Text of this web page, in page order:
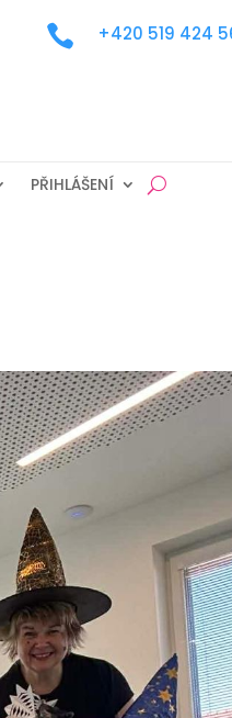
 +420 519 424
PŘIHLÁŠENÍ